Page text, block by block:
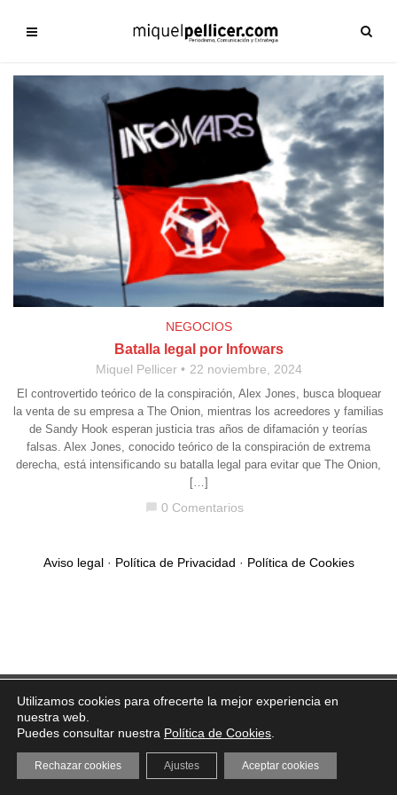
NEGOCIOS
Batalla legal por Infowars
Miquel Pellicer 22 noviembre, 2024
El controvertido teórico de la conspiración, Alex Jones, busca bloquear
la venta de su empresa a The Onion, mientras los acreedores y familias
de Sandy Hook esperan justicia tras años de difamación y teorías
falsas. Alex Jones, conocido teórico de la conspiración de extrema
derecha, está intensificando su batalla legal para evitar que The Onion,
[…]
chat_bubble 0 Comentarios
Aviso legal· Política de Privacidad · Política de Cookies
Utilizamos cookies para ofrecerte la mejor experiencia en
nuestra web.
Puedes consultar nuestra Política de Cookies
Aceptar cookies
Rechazar cookies Ajustes